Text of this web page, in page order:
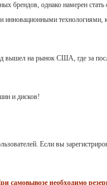
брендов, однако намерен стать
технологиями,
вышел на рынок США, где за
и дисков!
Если вы
самовывозе необходимо